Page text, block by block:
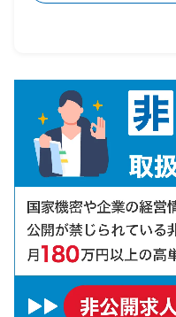
・ERPパッケージの機
・導入設定、テスト